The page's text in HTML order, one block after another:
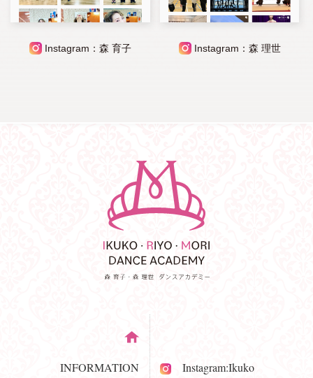
Instagram：森 育子 Instagram：森 理世
INFORMATION Instagram:Ikuko